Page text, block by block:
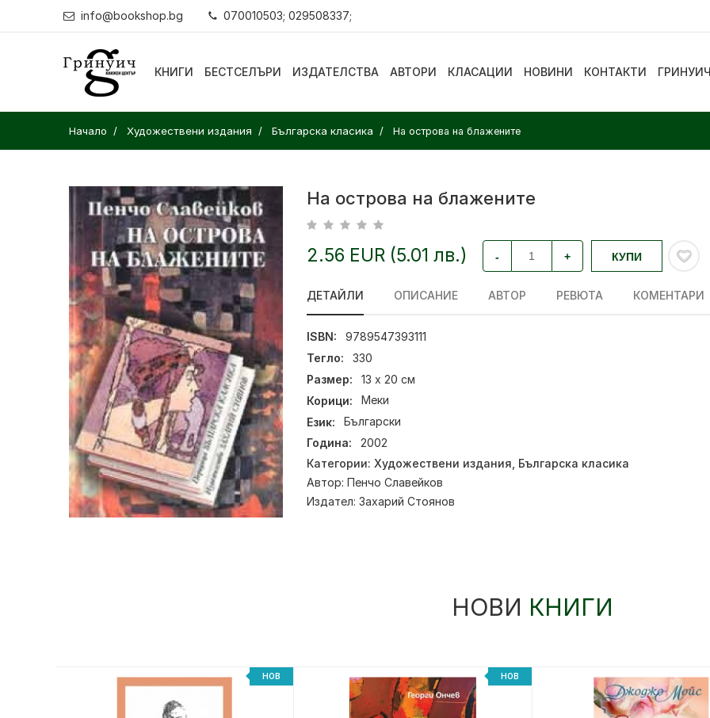
info@bookshop.bg 070010503; 029508337;
КНИГИ БЕСТСЕЛЪРИ ИЗДАТЕЛСТВА АВТОРИ КЛАСАЦИИ НОВИНИ КОНТАКТИ ГРИНУИЧ
Начало Художествени издания Българска класика На острова на блажените
На острова на блажените
2.56 EUR (5.01 лв.) - + КУПИ
ДЕТАЙЛИ ОПИСАНИЕ АВТОР РЕВЮТА КОМЕНТАРИ
ISBN:
9789547393111
Тегло:
330
Размер:
13 х 20 см
Корици:
Меки
Език:
Български
Година:
2002
Категории: Художествени издания Българска класика
Автор: Пенчо Славейков
Издател: Захарий Стоянов
НОВИ КНИГИ
НОВ НОВ